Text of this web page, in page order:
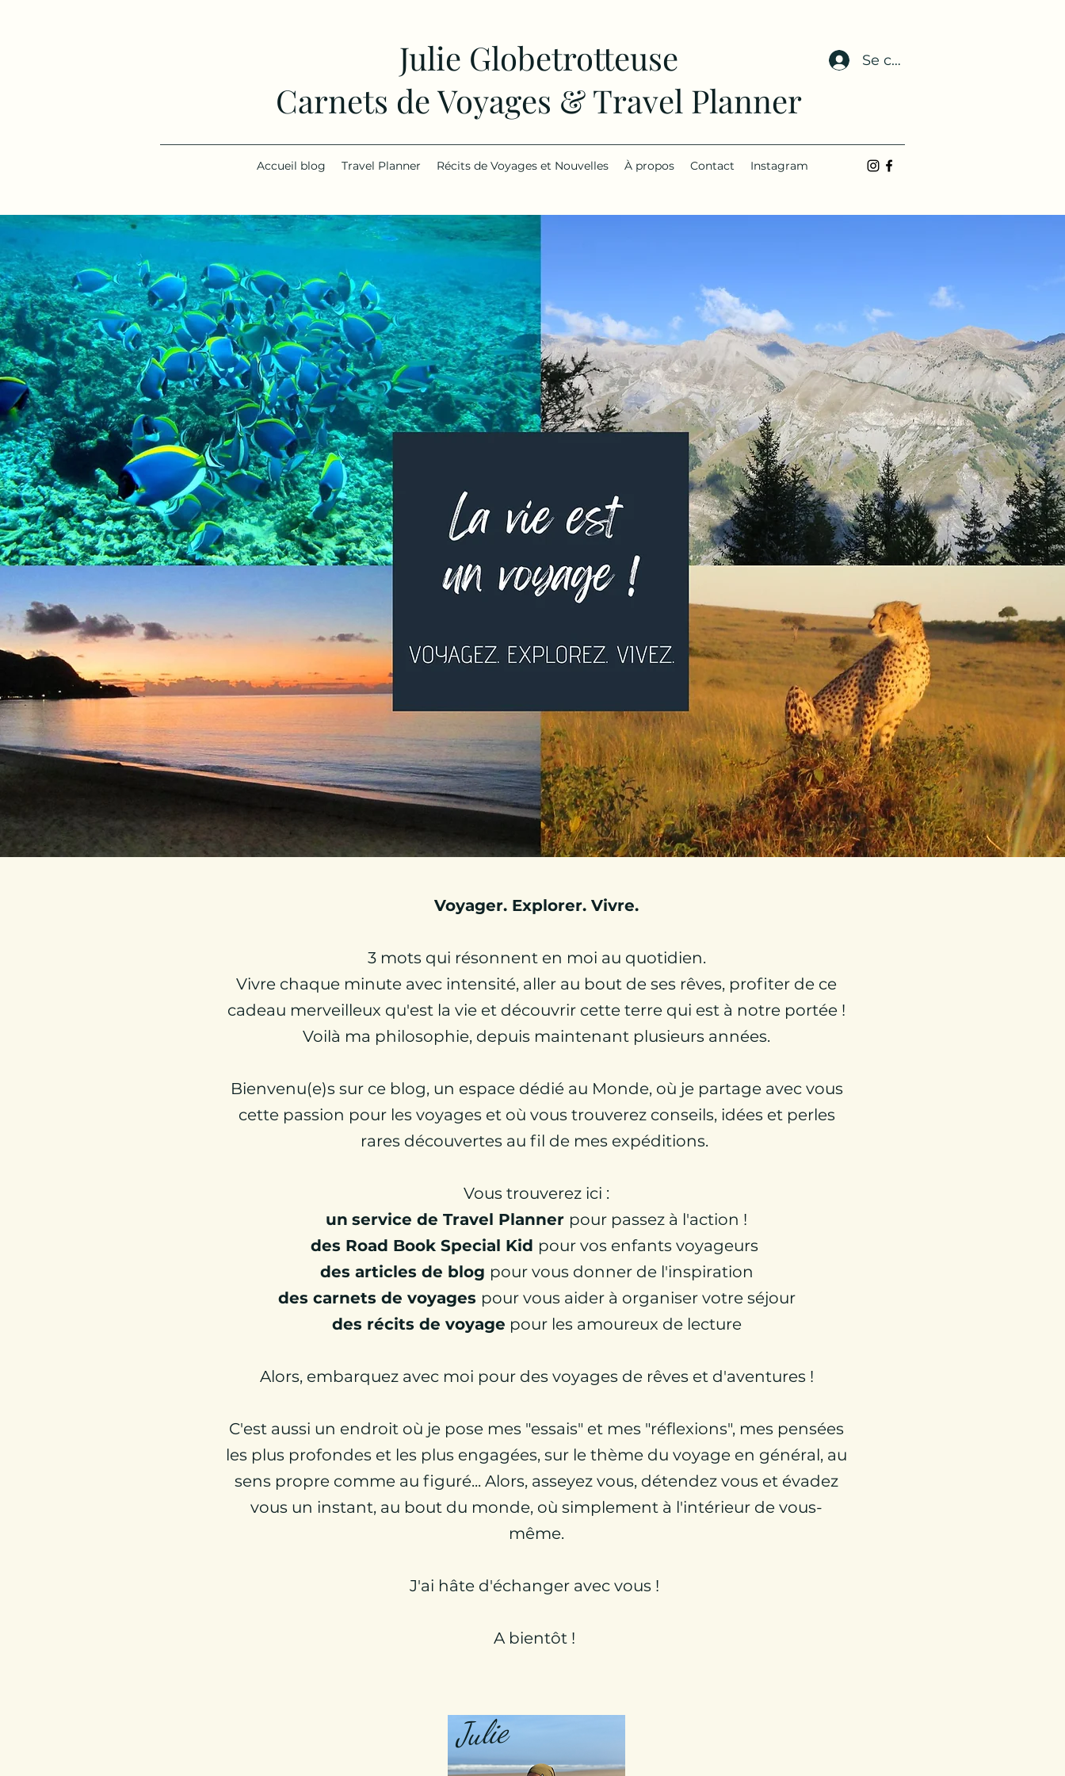
Julie Globetrotteuse
Carnets de Voyages & Travel Planner
Se connecter
Accueil blog Travel Planner Récits de Voyages et Nouvelles À propos Contact Instagram
Voyager. Explorer. Vivre.
3 mots qui résonnent en moi au quotidien.
Vivre chaque minute avec intensité, aller au bout de ses rêves, profiter de ce
cadeau merveilleux qu'est la vie et découvrir cette terre qui est à notre portée !
Voilà ma philosophie, depuis maintenant plusieurs années.
Bienvenu(e)s sur ce blog, un espace dédié au Monde, où je partage avec vous
cette passion pour les voyages et où vous trouverez conseils, idées et perles
rares découvertes au fil de mes expéditions.
Vous trouverez ici :
un service de Travel Planner pour passez à l'action !
des Road Book Special Kid pour vos enfants voyageurs
des articles de blog pour vous donner de l'inspiration
des carnets de voyages pour vous aider à organiser votre séjour
des récits de voyage pour les amoureux de lecture
Alors, embarquez avec moi pour des voyages de rêves et d'aventures !
C'est aussi un endroit où je pose mes "essais" et mes "réflexions", mes pensées
les plus profondes et les plus engagées, sur le thème du voyage en général, au
sens propre comme au figuré... Alors, asseyez vous, détendez vous et évadez
vous un instant, au bout du monde, où simplement à l'intérieur de vous-
même.
J'ai hâte d'échanger avec vous !
A bientôt !
Julie